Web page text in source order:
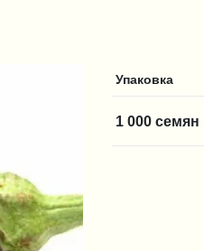
Упаковка
1 000 семян